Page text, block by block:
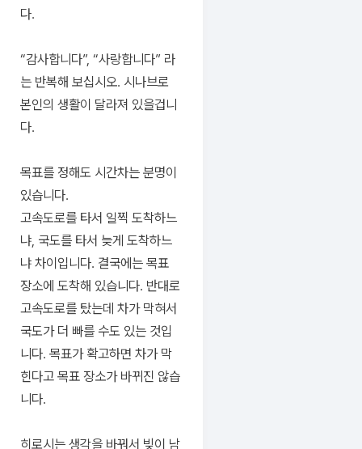
다.
“감사합니다”, “사랑합니다” 라
는 반복해 보십시오. 시나브로
본인의 생활이 달라져 있을겁니
다.
목표를 정해도 시간차는 분명이
있습니다.
고속도로를 타서 일찍 도착하느
냐, 국도를 타서 늦게 도착하느
냐 차이입니다. 결국에는 목표
장소에 도착해 있습니다. 반대로
고속도로를 탔는데 차가 막혀서
국도가 더 빠를 수도 있는 것입
니다. 목표가 확고하면 차가 막
힌다고 목표 장소가 바뀌진 않습
니다.
히로시는 생각을 바꿔서 빚이 남